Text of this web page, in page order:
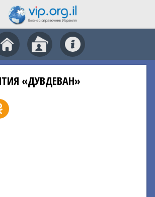
«ДУВДЕВАН»